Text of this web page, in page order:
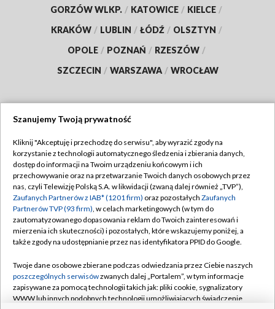
GORZÓW WLKP. / KATOWICE / KIELCE /
KRAKÓW / LUBLIN / ŁÓDŹ / OLSZTYN /
OPOLE / POZNAŃ / RZESZÓW /
SZCZECIN / WARSZAWA / WROCŁAW
TVP
Abonament TVP
Emisja w TVP
Centrum informacji TVP
Naziemna Telewizja Cyfrowa
Rada Programowa
System NOS
Regulamin TVP
Polityka prywatności
Moje zgody
Pomoc
Kontakt
Szanujemy Twoją prywatność
Kliknij "Akceptuję i przechodzę do serwisu", aby wyrazić zgody na
korzystanie z technologii automatycznego śledzenia i zbierania danych,
dostęp do informacji na Twoim urządzeniu końcowym i ich
przechowywanie oraz na przetwarzanie Twoich danych osobowych przez
nas, czyli Telewizję Polską S.A. w likwidacji (zwaną dalej również „TVP”),
Zaufanych Partnerów z IAB* (1201 firm) oraz pozostałych Zaufanych
Partnerów TVP (93 firm), w celach marketingowych (w tym do
zautomatyzowanego dopasowania reklam do Twoich zainteresowań i
mierzenia ich skuteczności) i pozostałych, które wskazujemy poniżej, a
także zgody na udostępnianie przez nas identyfikatora PPID do Google.
Twoje dane osobowe zbierane podczas odwiedzania przez Ciebie naszych
poszczególnych serwisówzwanych dalej „Portalem”, w tym informacje
zapisywane za pomocą technologii takich jak: pliki cookie, sygnalizatory
WWW lub innych podobnych technologii umożliwiających świadczenie